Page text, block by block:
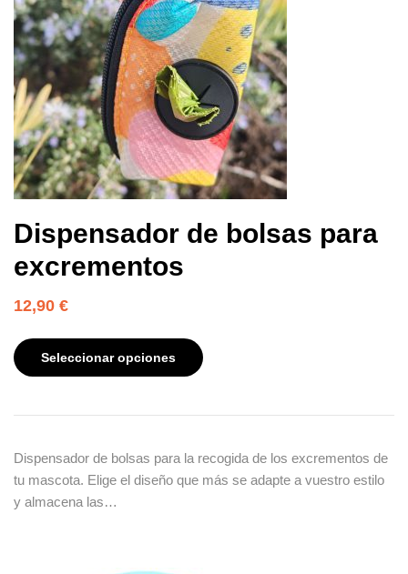
Dispensador de bolsas para
excrementos
12,90 €
Seleccionar opciones
Dispensador de bolsas para la recogida de los excrementos de
tu mascota. Elige el diseño que más se adapte a vuestro estilo
y almacena las…